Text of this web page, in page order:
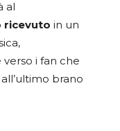
al
ricevuto in un
i fan che
brano